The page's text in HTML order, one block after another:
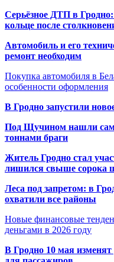
Серьёзное ДТП в
кольце после
Автомобиль и его
ремонт необходим
Покупка автомобиля в
особенности оформления
В Гродно запустили
Под Щучином нашли
тоннами браги
Житель Гродно стал
лишился свыше сорока
Леса под запретом: в
охватили все районы
Новые финансовые
деньгами в 2026 году
В Гродно 10 мая изменят